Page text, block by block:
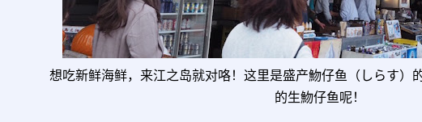
想吃新鲜海鲜，来江之岛就对咯！这里是盛产魩仔鱼（しらす）
的生魩仔鱼呢！